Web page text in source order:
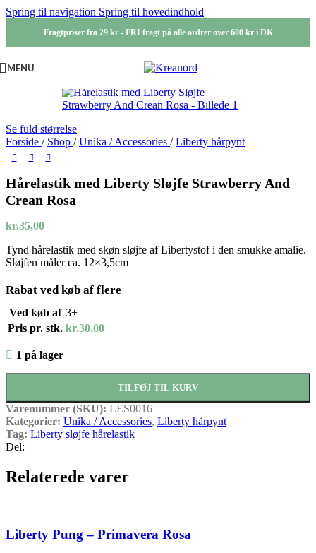
Spring til navigation Spring til hovedindhold
Fragtpriser fra 29 kr - FRI fragt på alle ordrer over 600 kr i DK
MENU
Se fuld størrelse
Forside / Shop / Unika / Accessories / Liberty hårpynt
Hårelastik med Liberty Sløjfe Strawberry And
Crean Rosa
kr.35,00
Tynd hårelastik med skøn sløjfe af Libertystof i den smukke amalie.
Sløjfen måler ca. 12×3,5cm
Rabat ved køb af flere
Ved køb af 3+
Pris pr. stk. kr.30,00
1 på lager
TILFØJ TIL KURV
Varenummer (SKU): LES0016
Kategorier: Unika / Accessories, Liberty hårpynt
Tag: Liberty sløjfe hårelastik
Del:
Relaterede varer
Liberty Pung – Primavera Rosa